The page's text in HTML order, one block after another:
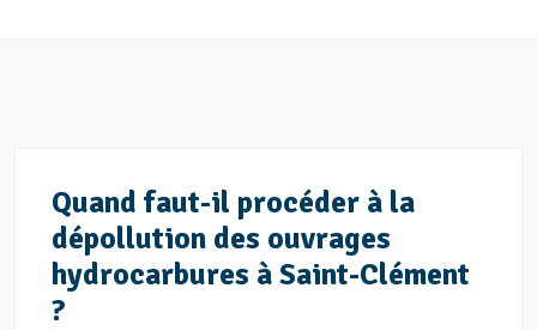
Quand faut-il procéder à la
dépollution des ouvrages
hydrocarbures à Saint-Clément
?